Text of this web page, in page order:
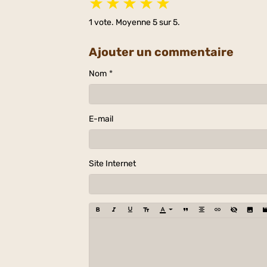
1 vote. Moyenne5sur 5.
Ajouter un commentaire
Nom
E-mail
Site Internet